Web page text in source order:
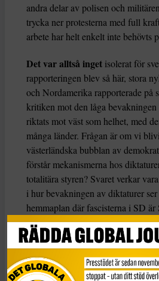
andra delar av polisen och
trycka ner protesterna med full
arbete har helt enkelt inte behövts
Det var alltså inget isolerat för
rapporteringen blev så här, stora
och Nordamerika rapporterade på
kritiken mot den låga
riktats mot väst som helhet, med
många länder. Frågan är om vi
västerländska bubblan av
förstår mekanismerna hos
totalitära styren? Svaret verkar
i hur bevakningen av diktaturer
hemmaplan där fascisterna i SD är
parti som …